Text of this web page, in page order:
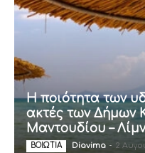
Η ποιότητα των
ακτές των Δήμων
Μαντουδίου –
ΒΟΙΩΤΙΑ Diavima - 2